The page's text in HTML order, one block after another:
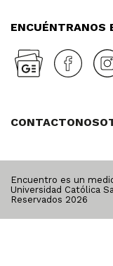
ENCUÉNTRANOS
CONTACTO
Encuentro es un
Universidad Católica
Reservados 2026